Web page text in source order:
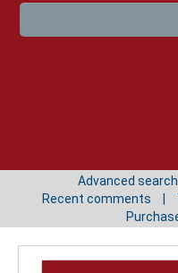
Advanced search
Recent comments